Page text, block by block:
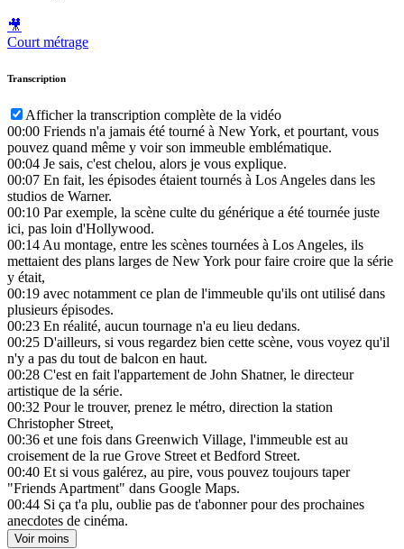
🎥
Court métrage
Transcription
Afficher la transcription complète de la vidéo
00:00 Friends n'a jamais été tourné à New York, et pourtant, vous
pouvez quand même y voir son immeuble emblématique.
00:04 Je sais, c'est chelou, alors je vous explique.
00:07 En fait, les épisodes étaient tournés à Los Angeles dans les
studios de Warner.
00:10 Par exemple, la scène culte du générique a été tournée juste
ici, pas loin d'Hollywood.
00:14Au montage, entre les scènes tournées à Los Angeles, ils
mettaient des plans larges de New York pour faire croire que la série
y était,
00:19 avec notamment ce plan de l'immeuble qu'ils ont utilisé dans
plusieurs épisodes.
00:23 En réalité, aucun tournage n'a eu lieu dedans.
00:25 D'ailleurs, si vous regardez bien cette scène, vous voyez qu'il
n'y a pas du tout de balcon en haut.
00:28 C'est en fait l'appartement de John Shatner, le directeur
artistique de la série.
00:32 Pour le trouver, prenez le métro, direction la station
Christopher Street,
00:36 et une fois dans Greenwich Village, l'immeuble est au
croisement de la rue Grove Street et Bedford Street.
00:40 Et si vous galérez, au pire, vous pouvez toujours taper
"Friends Apartment" dans Google Maps.
00:44 Si ça t'a plu, oublie pas de t'abonner pour des prochaines
anecdotes de cinéma.
Voir moins